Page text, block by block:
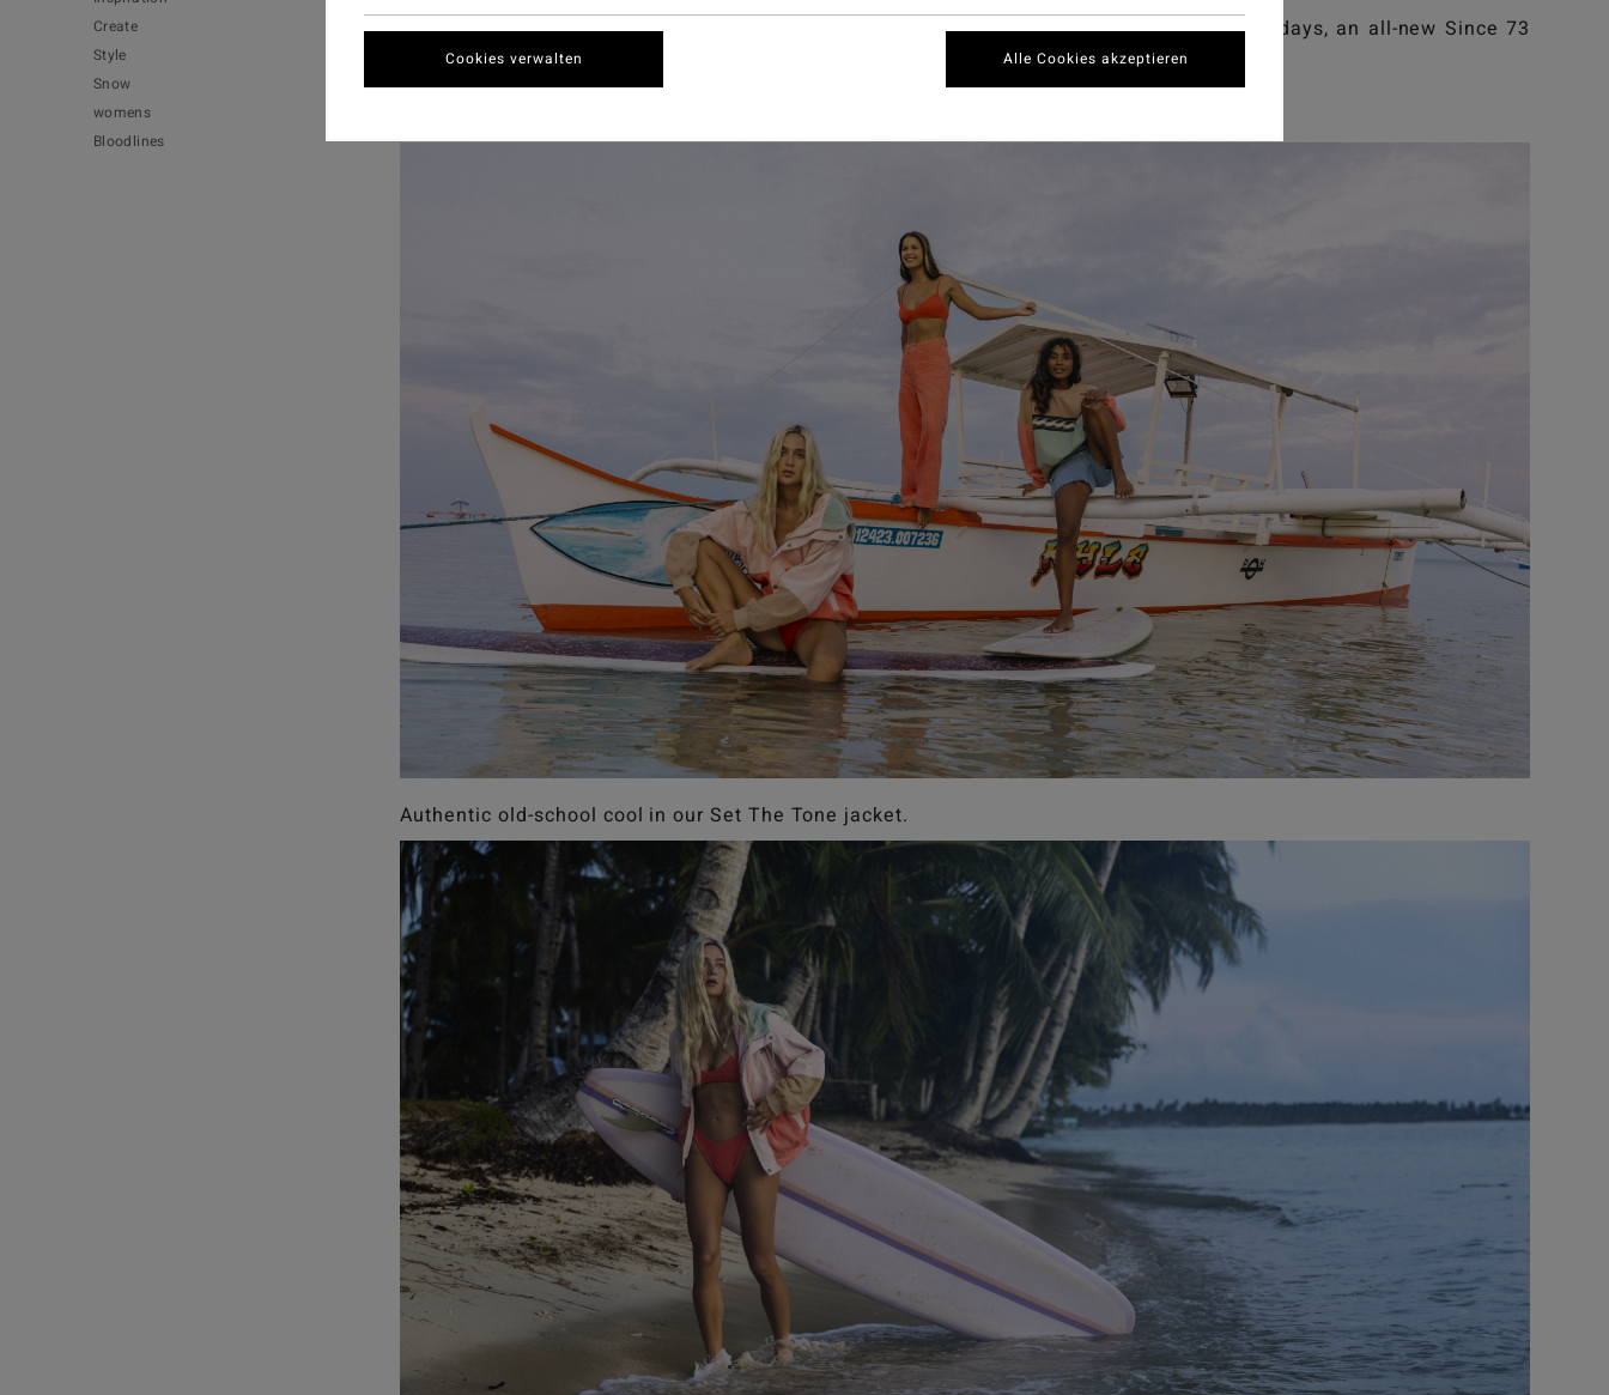
Create
Style
Snow
womens
Bloodlines
For the girls who wish they were back there, another epic retro revival from our heritage days, an all-new Since 73
collection.
Authentic old-school cool in our Set The Tone jacket.
Cookies verwalten Alle Cookies akzeptieren